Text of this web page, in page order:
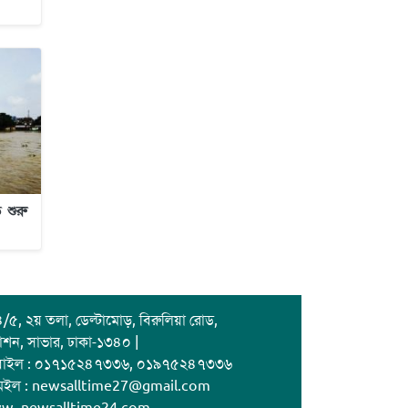
শুরু
৫, ২য় তলা, ডেল্টামোড়, বিরুলিয়া রোড,
সাভার, ঢাকা-১৩৪০ |
: ০১৭১৫২৪৭৩৩৬, ০১৯৭৫২৪৭৩৩৬
: newsalltime27@gmail.com